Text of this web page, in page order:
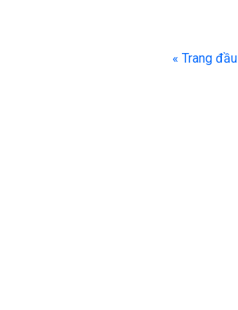
« Trang đầu